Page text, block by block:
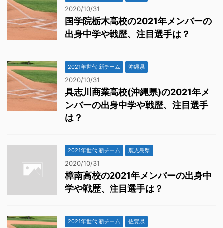
2020/10/31
国学院栃木高校の2021年メンバーの
出身中学や戦歴、注目選手は？
2021年世代 新チーム 沖縄県
2020/10/31
具志川商業高校(沖縄県)の2021年メ
ンバーの出身中学や戦歴、注目選手
は？
2021年世代 新チーム 鹿児島県
2020/10/31
樟南高校の2021年メンバーの出身中
学や戦歴、注目選手は？
2021年世代 新チーム 佐賀県